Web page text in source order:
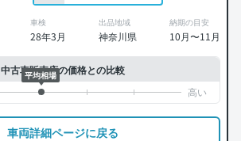
車検
28年3月
出品地域
神奈川県
納期の目安
10月〜11月
中古車販売店の価格との比較
平均相場
車両詳細ページに戻る